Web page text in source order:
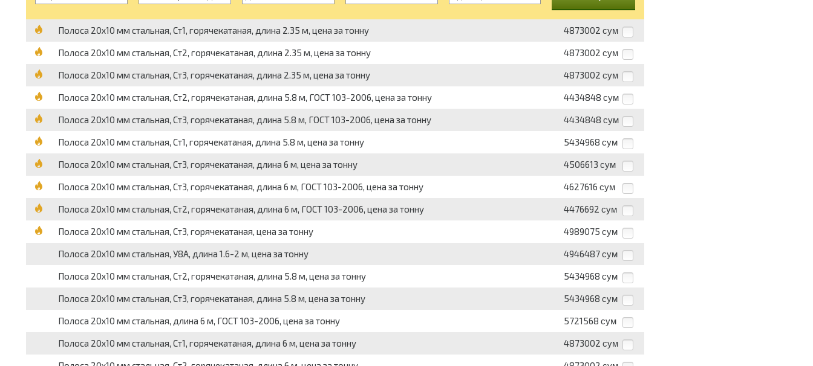
Полоса 20х10 мм стальная, Ст1, горячекатаная, длина 2.35 м, цена за тонну 4873002 сум
Полоса 20х10 мм стальная, Ст2, горячекатаная, длина 2.35 м, цена за тонну 4873002 сум
Полоса 20х10 мм стальная, Ст3, горячекатаная, длина 2.35 м, цена за тонну 4873002 сум
Полоса 20х10 мм стальная, Ст2, горячекатаная, длина 5.8 м, ГОСТ 103-2006, цена за тонну 4434848 сум
Полоса 20х10 мм стальная, Ст3, горячекатаная, длина 5.8 м, ГОСТ 103-2006, цена за тонну 4434848 сум
Полоса 20х10 мм стальная, Ст1, горячекатаная, длина 5.8 м, цена за тонну 5434968 сум
Полоса 20х10 мм стальная, Ст3, горячекатаная, длина 6 м, цена за тонну 4506613 сум
Полоса 20х10 мм стальная, Ст3, горячекатаная, длина 6 м, ГОСТ 103-2006, цена за тонну 4627616 сум
Полоса 20х10 мм стальная, Ст2, горячекатаная, длина 6 м, ГОСТ 103-2006, цена за тонну 4476692 сум
Полоса 20х10 мм стальная, Ст3, горячекатаная, цена за тонну 4989075 сум
Полоса 20х10 мм стальная, У8А, длина 1.6-2 м, цена за тонну 4946487 сум
Полоса 20х10 мм стальная, Ст2, горячекатаная, длина 5.8 м, цена за тонну 5434968 сум
Полоса 20х10 мм стальная, Ст3, горячекатаная, длина 5.8 м, цена за тонну 5434968 сум
Полоса 20х10 мм стальная, длина 6 м, ГОСТ 103-2006, цена за тонну 5721568 сум
Полоса 20х10 мм стальная, Ст1, горячекатаная, длина 6 м, цена за тонну 4873002 сум